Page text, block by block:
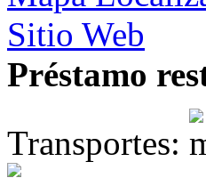
Sitio Web
Préstamo
Transportes: